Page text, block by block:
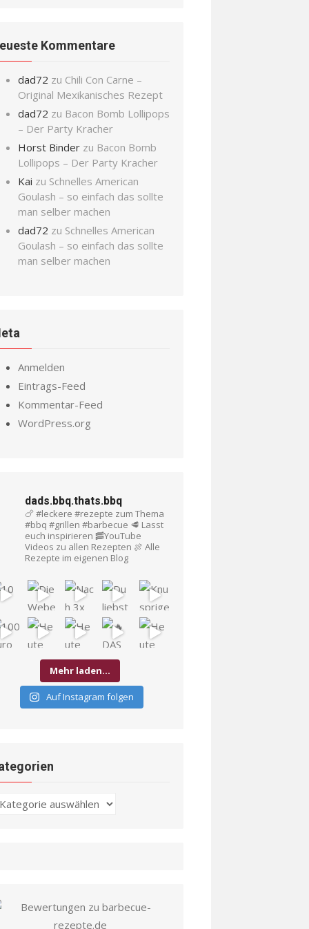
Kommentare
dad72 zu Chili Con Carne –
Original Mexikanisches Rezept
dad72 zu Bacon Bomb Lollipops
– Der Party Kracher
Horst Binder zu Bacon Bomb
Lollipops – Der Party Kracher
Kai zu Schnelles American
Goulash – so einfach das sollte
man selber machen
dad72 zu Schnelles American
Goulash – so einfach das sollte
man selber machen
Anmelden
Eintrags-Feed
Kommentar-Feed
WordPress.org
dads.bbq.thats.bbq
🍗 #leckere #rezepte zum Thema
#bbq #grillen #barbecue 🥩 Lasst
euch inspirieren 🥓YouTube
Videos zu allen Rezepten 🍖 Alle
Rezepte im eigenen Blog
Mehr laden…
Auf Instagram folgen